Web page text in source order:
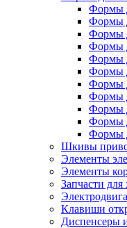
Формы
Формы
Формы
Формы
Формы
Формы
Формы
Формы
Формы
Формы
Формы
Шкивы
Элементы
Элементы
Запчасти
Клавиши
Диспенсеры